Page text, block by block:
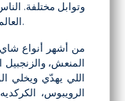
وتوابل مختلفة.
العالم، سواء علشان طعمه المتنوع أو فوائده الصحية.
من أشهر أنواع شاي
المنعش،
اللي يهدّي ويخلي
الرويبوس،